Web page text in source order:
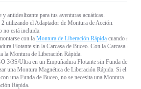
antideslizante para tus aventuras acuáticas.
utilizando el Adaptador de Montura de Acción.
no está incluida.
con la Montura de Liberación Rápida cuando se
Flotante sin la Carcasa de Buceo. Con la Carcasa de
la Montura de Liberación Rápida.
3/3S/Ultra en un Empuñadura Flotante sin Funda de
una Montura Magnética de Liberación Rápida. Si el GO
una Funda de Buceo, no se necesita una Montura
Rápida.